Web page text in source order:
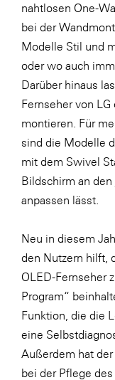
nahtlosen One-
bei der
Modelle Stil und
oder wo auch
Darüber hinaus
Fernseher von
montieren. Für
sind die Modelle
mit dem Swivel
Bildschirm an
anpassen lässt.
Neu in diesem
den Nutzern hilft,
OLED-Fernseher
Program“
Funktion, die die
eine
Außerdem hat
bei der Pflege